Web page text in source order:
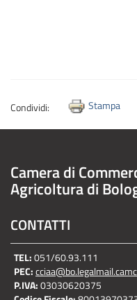
Condividi: Stampa
Camera di
Agricoltura di
CONTATTI
TEL:051/60.93.111
PEC:
P.IVA:03030620375